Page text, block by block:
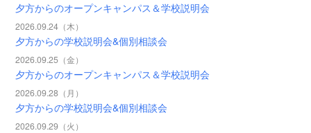
夕方からのオープンキャンパス＆学校説明会
2026.09.24（木）
夕方からの学校説明会&個別相談会
2026.09.25（金）
夕方からのオープンキャンパス＆学校説明会
2026.09.28（月）
夕方からの学校説明会&個別相談会
2026.09.29（火）